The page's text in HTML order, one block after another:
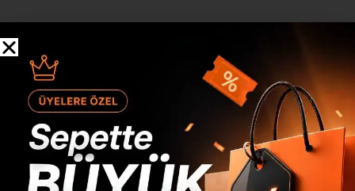
Değerlendirmeler
0 inceleme
0
0